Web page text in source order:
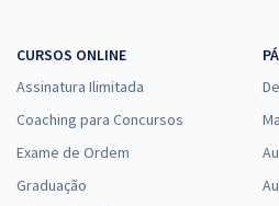
Conhecimentos Específicos para o
Especialidade:
CURSOS ONLINE
Assinatura Ilimitada
Coaching para Concursos
Exame de Ordem
Graduação